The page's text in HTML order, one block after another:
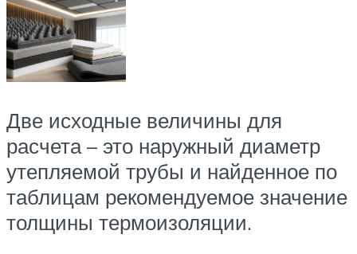
Две исходные величины для
расчета – это наружный диаметр
утепляемой трубы и найденное по
таблицам рекомендуемое значение
толщины термоизоляции.